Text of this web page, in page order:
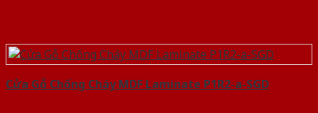
Cửa Gỗ Chống Cháy MDF Laminate P1R2-a-SGD